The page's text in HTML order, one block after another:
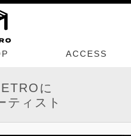
ACCESS
に
ティスト